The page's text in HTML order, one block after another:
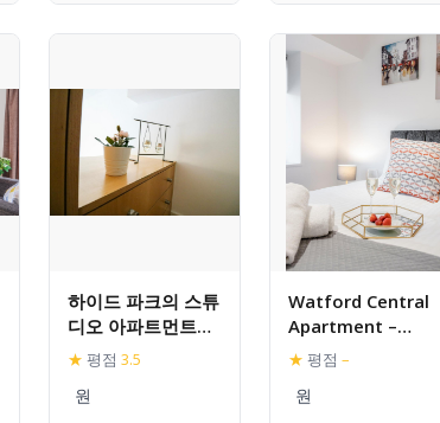
하이드 파크의 스튜
디오 아파트먼트
(25m², 프라이빗 욕
실 1개)
★ 평점 3.5
Watford Central
Apartment –
Modernview
Serviced
Accommodation
★ 평점 –